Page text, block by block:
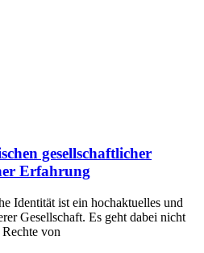
gesellschaftlicher
Erfahrung
Identität ist ein hochaktuelles und
Gesellschaft. Es geht dabei nicht
von